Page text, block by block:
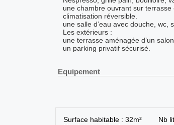
une chambre ouvrant sur
climatisation réversible.
une salle d’eau avec douche, wc,
Les extérieurs :
​une terrasse aménagée d’un
un parking privatif sécurisé.
Equipement
Surface habitable : 32m²
Nb